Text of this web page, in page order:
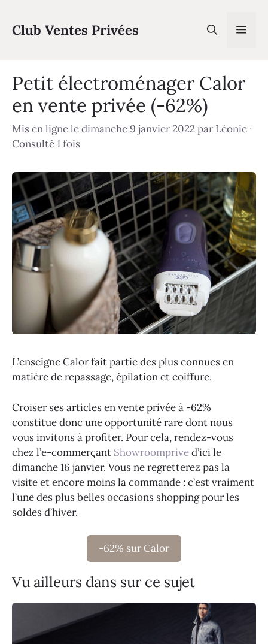
contenu
Club Ventes Privées
Petit électroménager Calor
en vente privée (-62%)
Mis en ligne le dimanche 9 janvier 2022parLéonie ·
Consulté 1 fois
L’enseigne Calor fait partie des plus connues en
matière de repassage, épilation et coiffure.
Croiser ses articles en vente privée à -62%
constitue donc une opportunité rare dont nous
vous invitons à profiter. Pour cela, rendez-vous
chez l’e-commerçant Showroomprived’ici le
dimanche 16 janvier. Vous ne regretterez pas la
visite et encore moins la commande : c’est vraiment
l’une des plus belles occasions shopping pour les
soldes d’hiver.
-62% sur Calor
Vu ailleurs dans sur ce sujet